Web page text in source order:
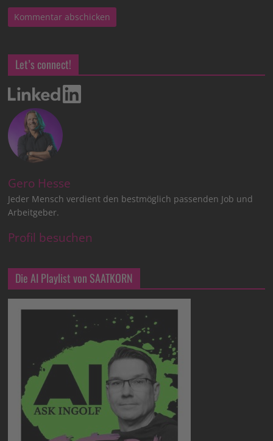
Let’s connect!
Gero Hesse
Jeder Mensch verdient den bestmöglich passenden Job und
Arbeitgeber.
Profil besuchen
Die AI Playlist von SAATKORN